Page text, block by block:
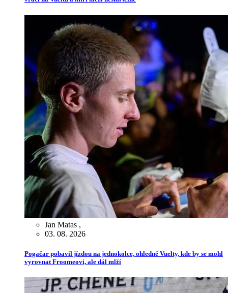
Jan Matas ,
03. 08. 2026
Pogačar pobavil jízdou na jednokolce, ohledně Vuelty, kde by se mohl
vyrovnat Froomeovi, ale dál mlží